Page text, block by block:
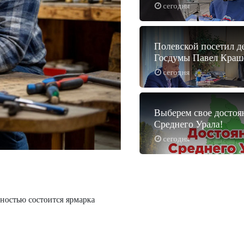
состоится ярмарка
сегодня
сегодня
Полевской посетил
Госдумы Павел
сегодня
Выберем свое
Среднего Урала!